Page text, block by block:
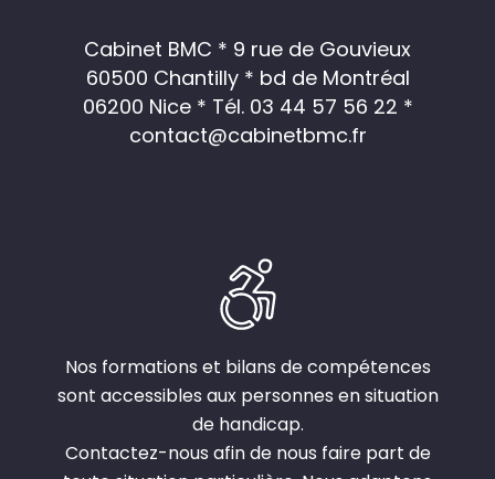
Cabinet BMC * 9 rue de Gouvieux
60500 Chantilly * bd de Montréal
06200 Nice * Tél. 03 44 57 56 22 *
contact@cabinetbmc.fr
Nos formations et bilans de compétences
sont accessibles aux personnes en situation
de handicap.
Contactez-nous afin de nous faire part de